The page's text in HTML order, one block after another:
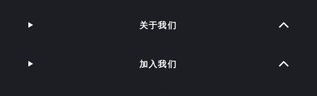
关于我们
加入我们